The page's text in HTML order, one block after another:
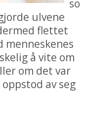
so
ulvene
flettet
menneskenes
å vite om
om det var
av seg